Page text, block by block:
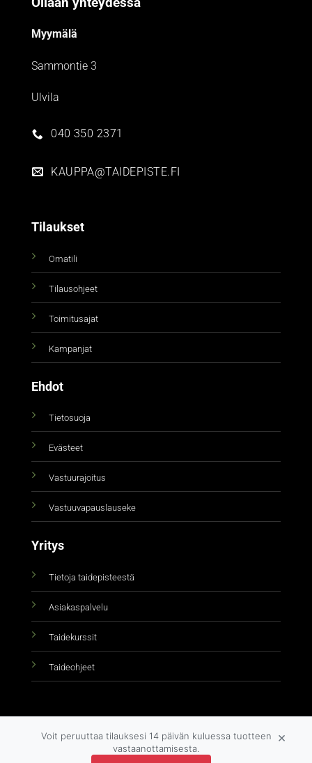
Myymälä
Sammontie 3
Ulvila
040 350 2371
KAUPPA@TAIDEPISTE.FI
Tilaukset
Omatili
Tilausohjeet
Toimitusajat
Kampanjat
Ehdot
Tietosuoja
Evästeet
Vastuurajoitus
Vastuuvapauslauseke
Yritys
Tietoja taidepisteestä
Asiakaspalvelu
Taidekurssit
Taideohjeet
Voit peruuttaa tilauksesi 14 päivän kuluessa tuotteen
vastaanottamisesta.
×